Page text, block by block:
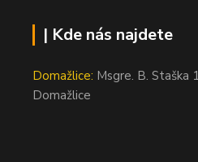
| Kde nás najdete
Domažlice: Msgre. B. Staška
Domažlice